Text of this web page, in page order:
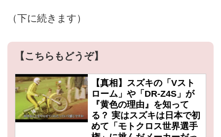
（下に続きます）
【こちらもどうぞ】
【真相】スズキの「Vスト
ローム」や「DR-Z4S」が
『黄色の理由』を知って
る？ 実はスズキは日本で初
めて「モトクロス世界選手